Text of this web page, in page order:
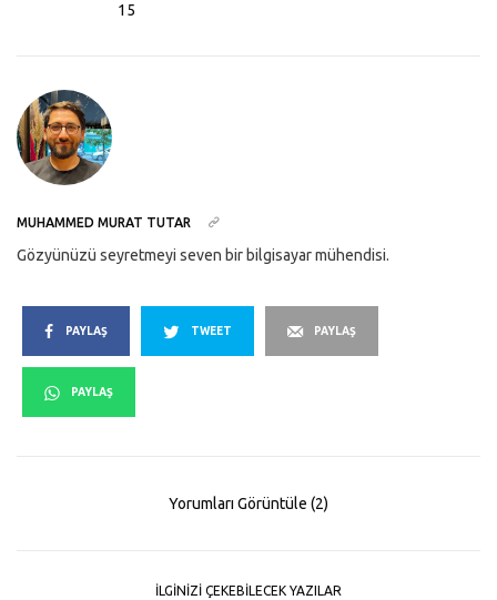
15
MUHAMMED MURAT TUTAR
Gözyünüzü seyretmeyi seven bir bilgisayar mühendisi.
PAYLAŞ TWEET PAYLAŞ
PAYLAŞ
Yorumları Görüntüle (2)
İLGINIZI ÇEKEBILECEK YAZILAR